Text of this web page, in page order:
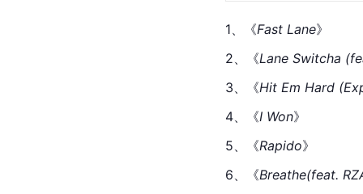
1、《Fast Lane》
2、《Lane Switcha
3、《Hit Em Hard
4、《I Won》
5、《Rapido》
6、《Breathe(feat.